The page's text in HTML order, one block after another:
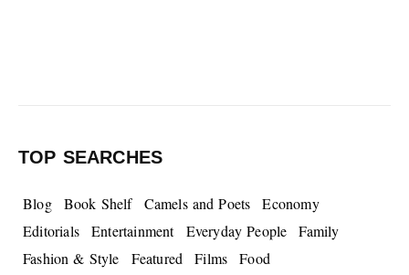
TOP SEARCHES
Blog Book Shelf Camels and Poets
Economy
Editorials
Entertainment Everyday People
Family
Fashion & Style
Featured Films
Food